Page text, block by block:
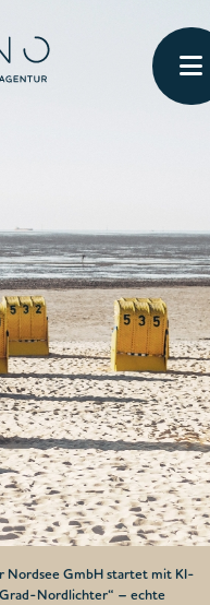
Nordsee GmbH startet mit KI-
Nordlichter“ – echte